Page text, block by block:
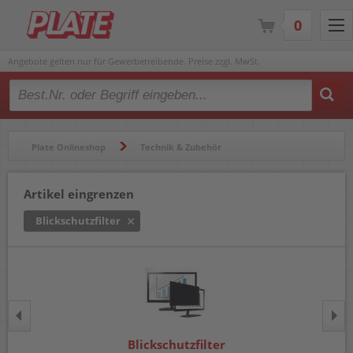
Angebote gelten nur für Gewerbetreibende. Preise zzgl. MwSt.
Type 2 or more characters for results.
Plate Onlineshop Technik & Zubehör
Artikel eingrenzen
Blickschutzfilter
Blickschutzfilter
0